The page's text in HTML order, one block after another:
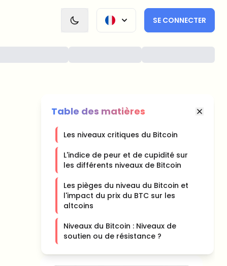
SE CONNECTER
Table des matières
Les niveaux critiques du Bitcoin
L'indice de peur et de cupidité sur
les différents niveaux de Bitcoin
Les pièges du niveau du Bitcoin et
l'impact du prix du BTC sur les
altcoins
Niveaux du Bitcoin : Niveaux de
soutien ou de résistance ?